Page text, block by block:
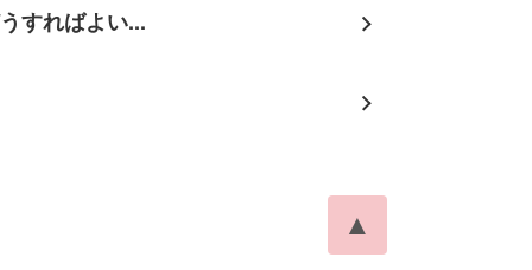
すればよい...